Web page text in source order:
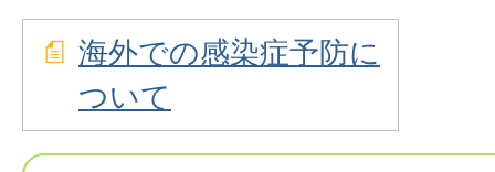
海外での感染症予防に
ついて